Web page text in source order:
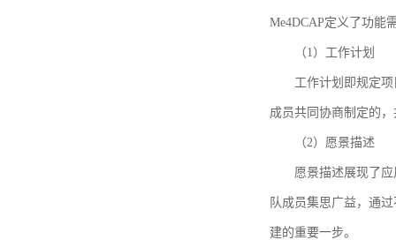
Me4DCAP定义了功能
（1）工作计划
工作计划即规定
成员共同协商制定的
（2）愿景描述
愿景描述展现了
队成员集思广益，通
建的重要一步。